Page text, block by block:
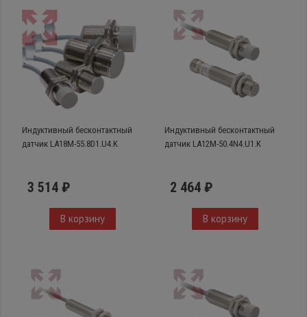
Индуктивный бесконтактный
датчик LA18M-55.8D1.U4.K
3 514 ₽
В корзину
Индуктивный бесконтактный
датчик LA12M-50.4N4.U1.K
2 464 ₽
В корзину